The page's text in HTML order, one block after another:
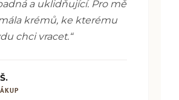
a uklidňující. Pro mě
krémů, ke kterému
chci vracet.“